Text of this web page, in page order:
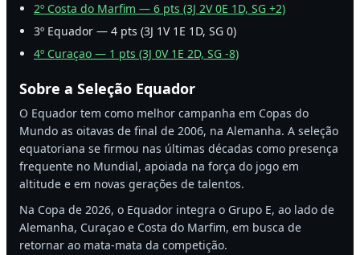
2º Costa do Marfim — 6 pts (3J 2V 0E 1D, SG +2)
3º Equador — 4 pts (3J 1V 1E 1D, SG 0)
4º Curaçao — 1 pts (3J 0V 1E 2D, SG -8)
Sobre a Seleção Equador
O Equador tem como melhor campanha em Copas do
Mundo as oitavas de final de 2006, na Alemanha. A seleção
equatoriana se firmou nas últimas décadas como presença
frequente no Mundial, apoiada na força do jogo em
altitude e em novas gerações de talentos.
Na Copa de 2026, o Equador integra o Grupo E, ao lado de
Alemanha, Curaçao e Costa do Marfim, em busca de
retornar ao mata-mata da competição.